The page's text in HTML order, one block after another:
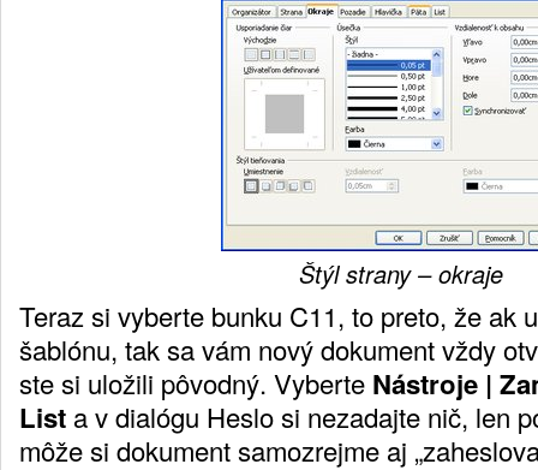
Štýl strany – okraje
Teraz si vyberte bunku C11, to preto, že ak
šablónu, tak sa vám nový dokument vždy
ste si uložili pôvodný. Vyberte Nástroje |
List a v dialógu Heslo si nezadajte nič, len
môže si dokument samozrejme aj